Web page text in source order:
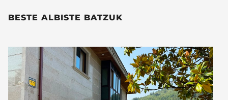
BESTE ALBISTE BATZUK